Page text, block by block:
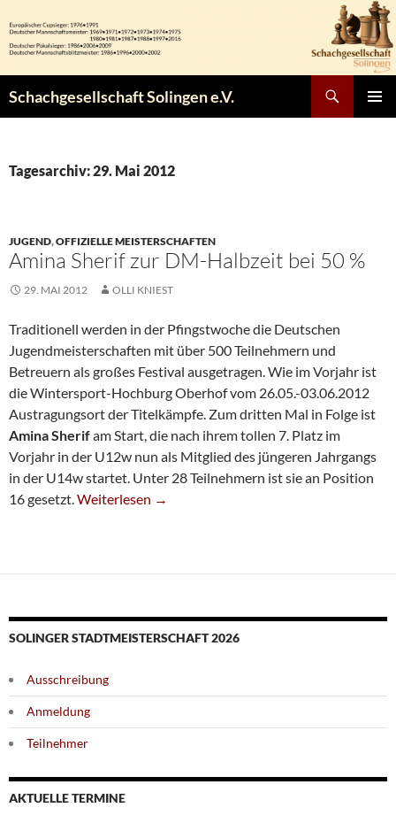
Inhalt
springen
Schachgesellschaft Solingen e.V.
Tagesarchiv: 29. Mai 2012
JUGEND,OFFIZIELLE MEISTERSCHAFTEN
Amina Sherif zur DM-Halbzeit bei 50 %
29. MAI 2012 OLLI KNIEST
Traditionell werden in der Pfingstwoche die Deutschen
Jugendmeisterschaften mit über 500 Teilnehmern und
Betreuern als großes Festival ausgetragen. Wie im Vorjahr ist
die Wintersport-Hochburg Oberhof vom 26.05.-03.06.2012
Austragungsort der Titelkämpfe. Zum dritten Mal in Folge ist
Amina Sherifam Start, die nach ihrem tollen 7. Platz im
Vorjahr in der U12w nun als Mitglied des jüngeren Jahrgangs
in der U14w startet. Unter 28 Teilnehmern ist sie an Position
16 gesetzt.Amina Sherif Zur DM-Halbzeit Bei 50 %
Weiterlesen →
SOLINGER STADTMEISTERSCHAFT 2026
Ausschreibung
Anmeldung
Teilnehmer
AKTUELLE TERMINE